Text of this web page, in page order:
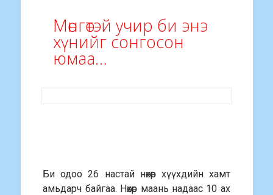
Мөнгөтэй учир би энэ
хүнийг сонгосон
юмаа…
Би одоо 26 настай нөхөр хүүхдийн хамт
амьдарч байгаа. Нөхөр маань надаас 10 ах